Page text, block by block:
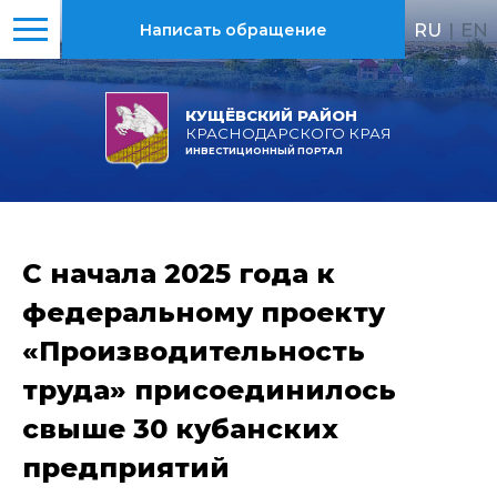
КУЩЁВСКИЙ РАЙОН
КРАСНОДАРСКОГО КРАЯ
ИНВЕСТИЦИОННЫЙ ПОРТАЛ
Написать обращение RU | EN
С начала 2025 года к
федеральному проекту
«Производительность
труда» присоединилось
свыше 30 кубанских
предприятий